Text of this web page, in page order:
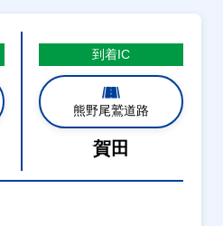
到着IC
熊野尾鷲道路
賀田